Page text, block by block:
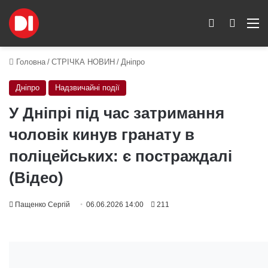
Пошук
Switch skin
Головна / СТРІЧКА НОВИН / Дніпро
Дніпро Надзвичайні події
У Дніпрі під час затримання
чоловік кинув гранату в
поліцейських: є постраждалі
(Відео)
Пащенко Сергій 06.06.2026 14:00 211